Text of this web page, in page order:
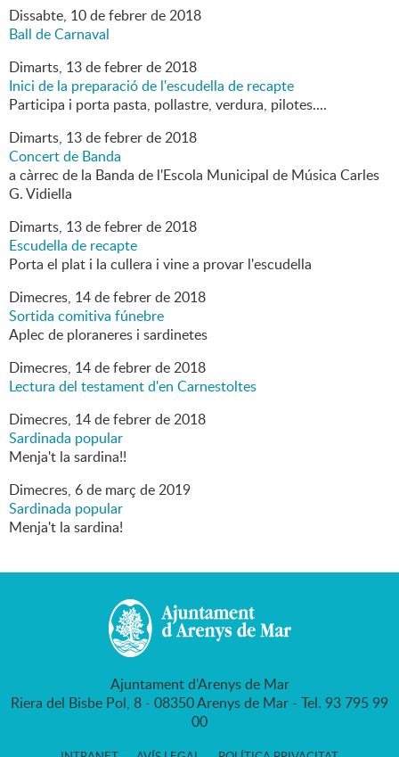
Dissabte, 10defebrerde2018
Ball de Carnaval
Dimarts, 13defebrerde2018
Inici de la preparació de l'escudella de recapte
Participa i porta pasta, pollastre, verdura, pilotes....
Dimarts, 13defebrerde2018
Concert de Banda
a càrrec de la Banda de l'Escola Municipal de Música Carles
G. Vidiella
Dimarts, 13defebrerde2018
Escudella de recapte
Porta el plat i la cullera i vine a provar l'escudella
Dimecres, 14defebrerde2018
Sortida comitiva fúnebre
Aplec de ploraneres i sardinetes
Dimecres, 14defebrerde2018
Lectura del testament d'en Carnestoltes
Dimecres, 14defebrerde2018
Sardinada popular
Menja't la sardina!!
Dimecres, 6de març de2019
Sardinada popular
Menja't la sardina!
Ajuntament d'Arenys de Mar
Riera del Bisbe Pol, 8 - 08350 Arenys de Mar - Tel. 93 795 99
00